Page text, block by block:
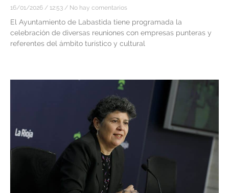
16/01/2026 12:53 No hay comentarios
El Ayuntamiento de Labastida tiene programada la
celebración de diversas reuniones con empresas punteras y
referentes del ámbito turístico y cultural